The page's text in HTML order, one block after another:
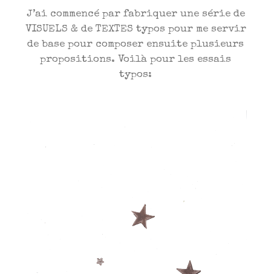
J’ai commencé par fabriquer une série de
VISUELS & de TEXTES typos pour me servir
de base pour composer ensuite plusieurs
propositions. Voilà pour les essais
typos: